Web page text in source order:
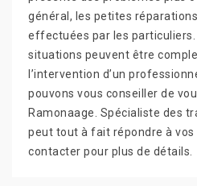
général, les petites
effectuées par les
situations peuvent être
l’intervention d’un
pouvons vous conseiller de
Ramonaage. Spécialiste des
peut tout à fait répondre à vos
contacter pour plus de détails.